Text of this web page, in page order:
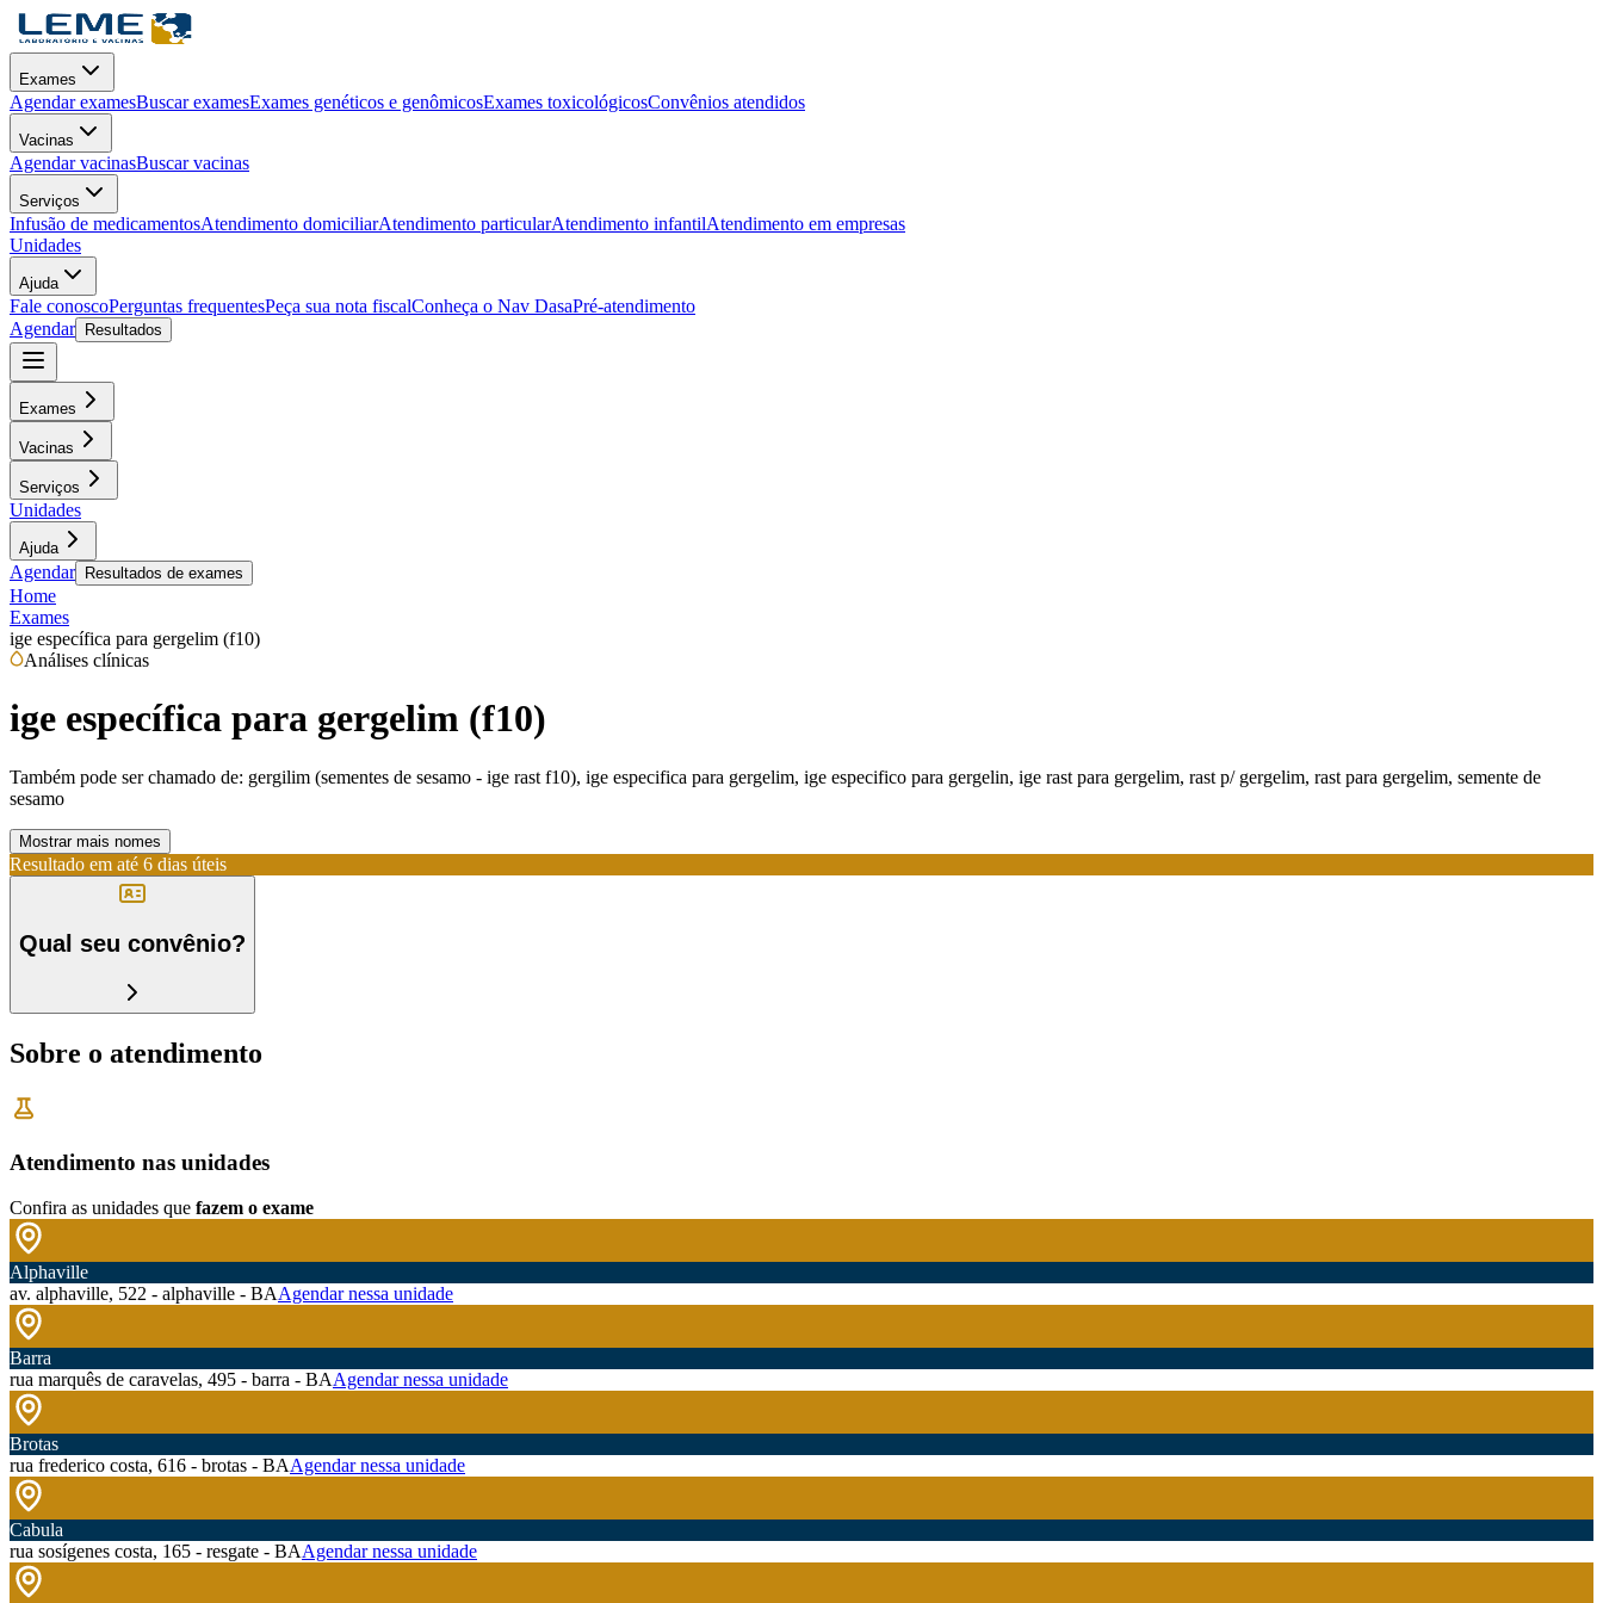
Exames
Agendar examesBuscar examesExames genéticos e genômicosExames toxicológicosConvênios atendidos
Vacinas
Agendar vacinasBuscar vacinas
Serviços
Infusão de medicamentosAtendimento domiciliarAtendimento particularAtendimento infantilAtendimento em empresas
Unidades
Ajuda
Fale conoscoPerguntas frequentesPeça sua nota fiscalConheça o Nav DasaPré-atendimento
Agendar
Resultados
Exames
Vacinas
Serviços
Unidades
Ajuda
Agendar Resultados de exames
Home
Exames
ige específica para gergelim (f10)
Análises clínicas
ige específica para gergelim (f10)
Também pode ser chamado de: gergilim (sementes de sesamo - ige rast f10), ige especifica para gergelim, ige especifico para gergelin, ige rast para gergelim, rast p/ gergelim, rast para gergelim, semente de
sesamo
Mostrar mais nomes
Resultado em até 6 dias úteis
Qual seu convênio?
Sobre o atendimento
Atendimento nas unidades
Confira as unidades que fazem o exame
Alphaville
av. alphaville, 522 - alphaville - BAAgendar nessa unidade
Barra
rua marquês de caravelas, 495 - barra - BAAgendar nessa unidade
Brotas
rua frederico costa, 616 - brotas - BAAgendar nessa unidade
Cabula
rua sosígenes costa, 165 - resgate - BAAgendar nessa unidade